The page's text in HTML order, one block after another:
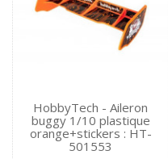
HobbyTech - Aileron
buggy 1/10 plastique
orange+stickers : HT-
501553